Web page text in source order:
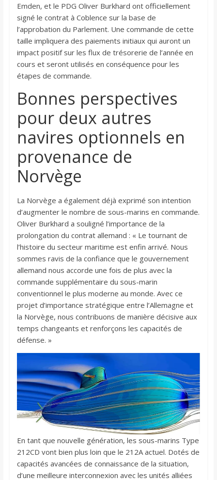
Emden, et le PDG Oliver Burkhard ont officiellement
signé le contrat à Coblence sur la base de
l’approbation du Parlement. Une commande de cette
taille impliquera des paiements initiaux qui auront un
impact positif sur les flux de trésorerie de l’année en
cours et seront utilisés en conséquence pour les
étapes de commande.
Bonnes perspectives
pour deux autres
navires optionnels en
provenance de
Norvège
La Norvège a également déjà exprimé son intention
d’augmenter le nombre de sous-marins en commande.
Oliver Burkhard a souligné l’importance de la
prolongation du contrat allemand : « Le tournant de
l’histoire du secteur maritime est enfin arrivé. Nous
sommes ravis de la confiance que le gouvernement
allemand nous accorde une fois de plus avec la
commande supplémentaire du sous-marin
conventionnel le plus moderne au monde. Avec ce
projet d’importance stratégique entre l’Allemagne et
la Norvège, nous contribuons de manière décisive aux
temps changeants et renforçons les capacités de
défense. »
En tant que nouvelle génération, les sous-marins Type
212CD vont bien plus loin que le 212A actuel. Dotés de
capacités avancées de connaissance de la situation,
d’une meilleure interconnexion avec les unités alliées